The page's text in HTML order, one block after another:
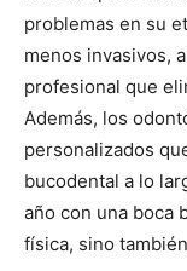
problemas en su
menos invasivos,
profesional que
Además, los
personalizados
bucodental a lo
año con una boca
física, sino